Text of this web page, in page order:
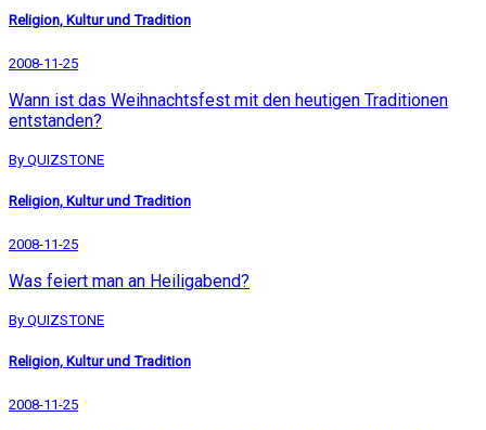
Religion, Kultur und Tradition
2008-11-25
Wann ist das Weihnachtsfest mit den heutigen Traditionen
entstanden?
By QUIZSTONE
Religion, Kultur und Tradition
2008-11-25
Was feiert man an Heiligabend?
By QUIZSTONE
Religion, Kultur und Tradition
2008-11-25